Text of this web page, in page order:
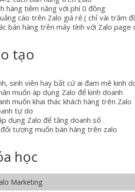
hàng tiềm năng với phí 0 đồng
cáo trên Zalo giá rẻ ( chỉ vài trăm
bán hàng trên máy tính với Zalo page
tạo
sinh viên hay bất cứ ai đam mê kinh
muốn áp dụng Zalo để kinh doanh
muốn khai thác khách hàng trên Zalo
tự do
dụng Zalo để tăng doanh số
tượng muốn bán hàng trên zalo
học
Marketing